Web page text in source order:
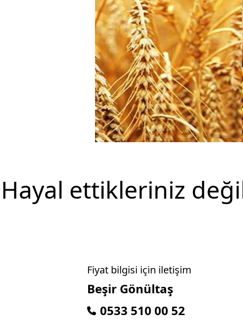
Hayal ettikleriniz
Fiyat bilgisi için iletişim
Beşir Gönültaş
0533 510 00 52